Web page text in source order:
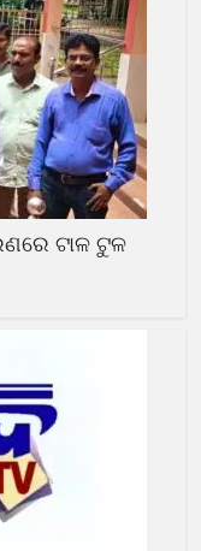
ଟାଳ ଟୁଳ